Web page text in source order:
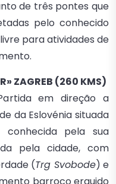
de três pontes que
pelo conhecido
para atividades de
ZAGREB (260 KMS)
em direção a
da Eslovénia situada
pela sua
pela cidade, com
(Trg Svobode) e